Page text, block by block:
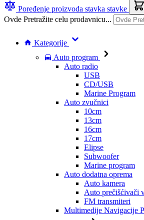
Poređenje proizvoda stavka stavke
Ovde Pretražite celu prodavnicu...
Kategorije
Auto program
Auto radio
USB
CD/USB
Marine Program
Auto zvučnici
10cm
13cm
16cm
17cm
Elipse
Subwoofer
Marine program
Auto dodatna oprema
Auto kamera
Auto prečišćivači
FM transmiteri
Multimedije Navigacije